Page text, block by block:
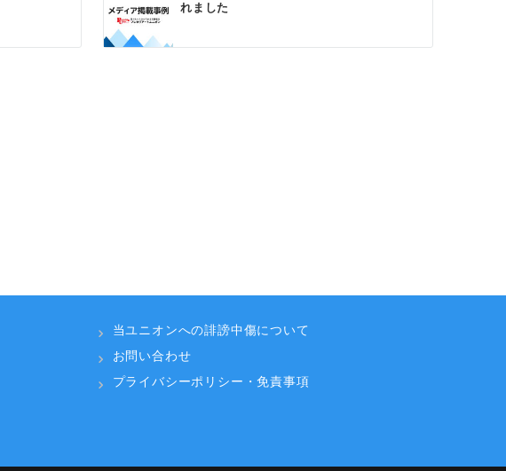
れました
当ユニオンへの誹謗中傷について
お問い合わせ
プライバシーポリシー・免責事項